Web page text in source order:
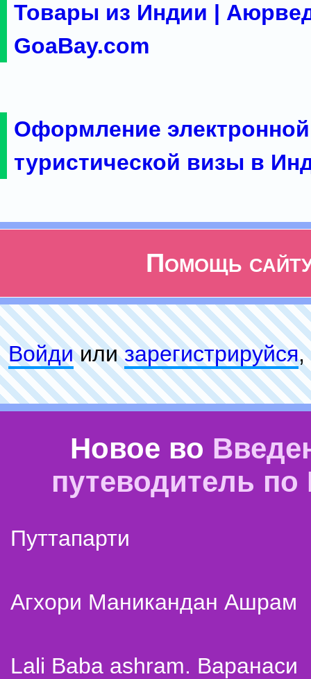
Товары из Индии |
GoaBay.com
Оформление электронной
туристической визы в
Помощь
Войдиилизарeгиcтpируйся,
Новое во
путеводитель
Путтапарти
Агхори Маникандан Ашрам
Lali Baba ashram. Варанаси